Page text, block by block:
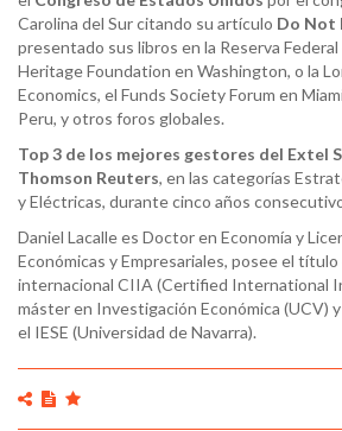
Carolina del Sur citando su artículo Do Not
presentado sus libros en la Reserva
Heritage Foundation en Washington, o la
Economics, el Funds Society Forum en
Peru, y otros foros globales.
Top 3 de los mejores gestores del Extel
Thomson Reuters, en las categorías
y Eléctricas, durante cinco años
Daniel Lacalle es Doctor en Economía y
Económicas y Empresariales, posee el
internacional CIIA (Certified International
máster en Investigación Económica (UCV)
el IESE (Universidad de Navarra).